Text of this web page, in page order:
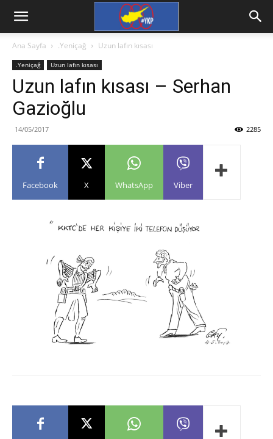
Ana Sayfa .Yeniçağ Uzun lafın kısası
.Yeniçağ Uzun lafın kısası
Uzun lafın kısası – Serhan
Gazioğlu
14/05/2017 2285
Facebook X WhatsApp Viber